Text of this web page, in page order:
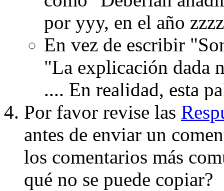
por yyy, en el año
En vez de escribir
"La explicación dada
.... En realidad, esta
Por favor revise las
antes de enviar un
los comentarios más
qué no se puede copiar?